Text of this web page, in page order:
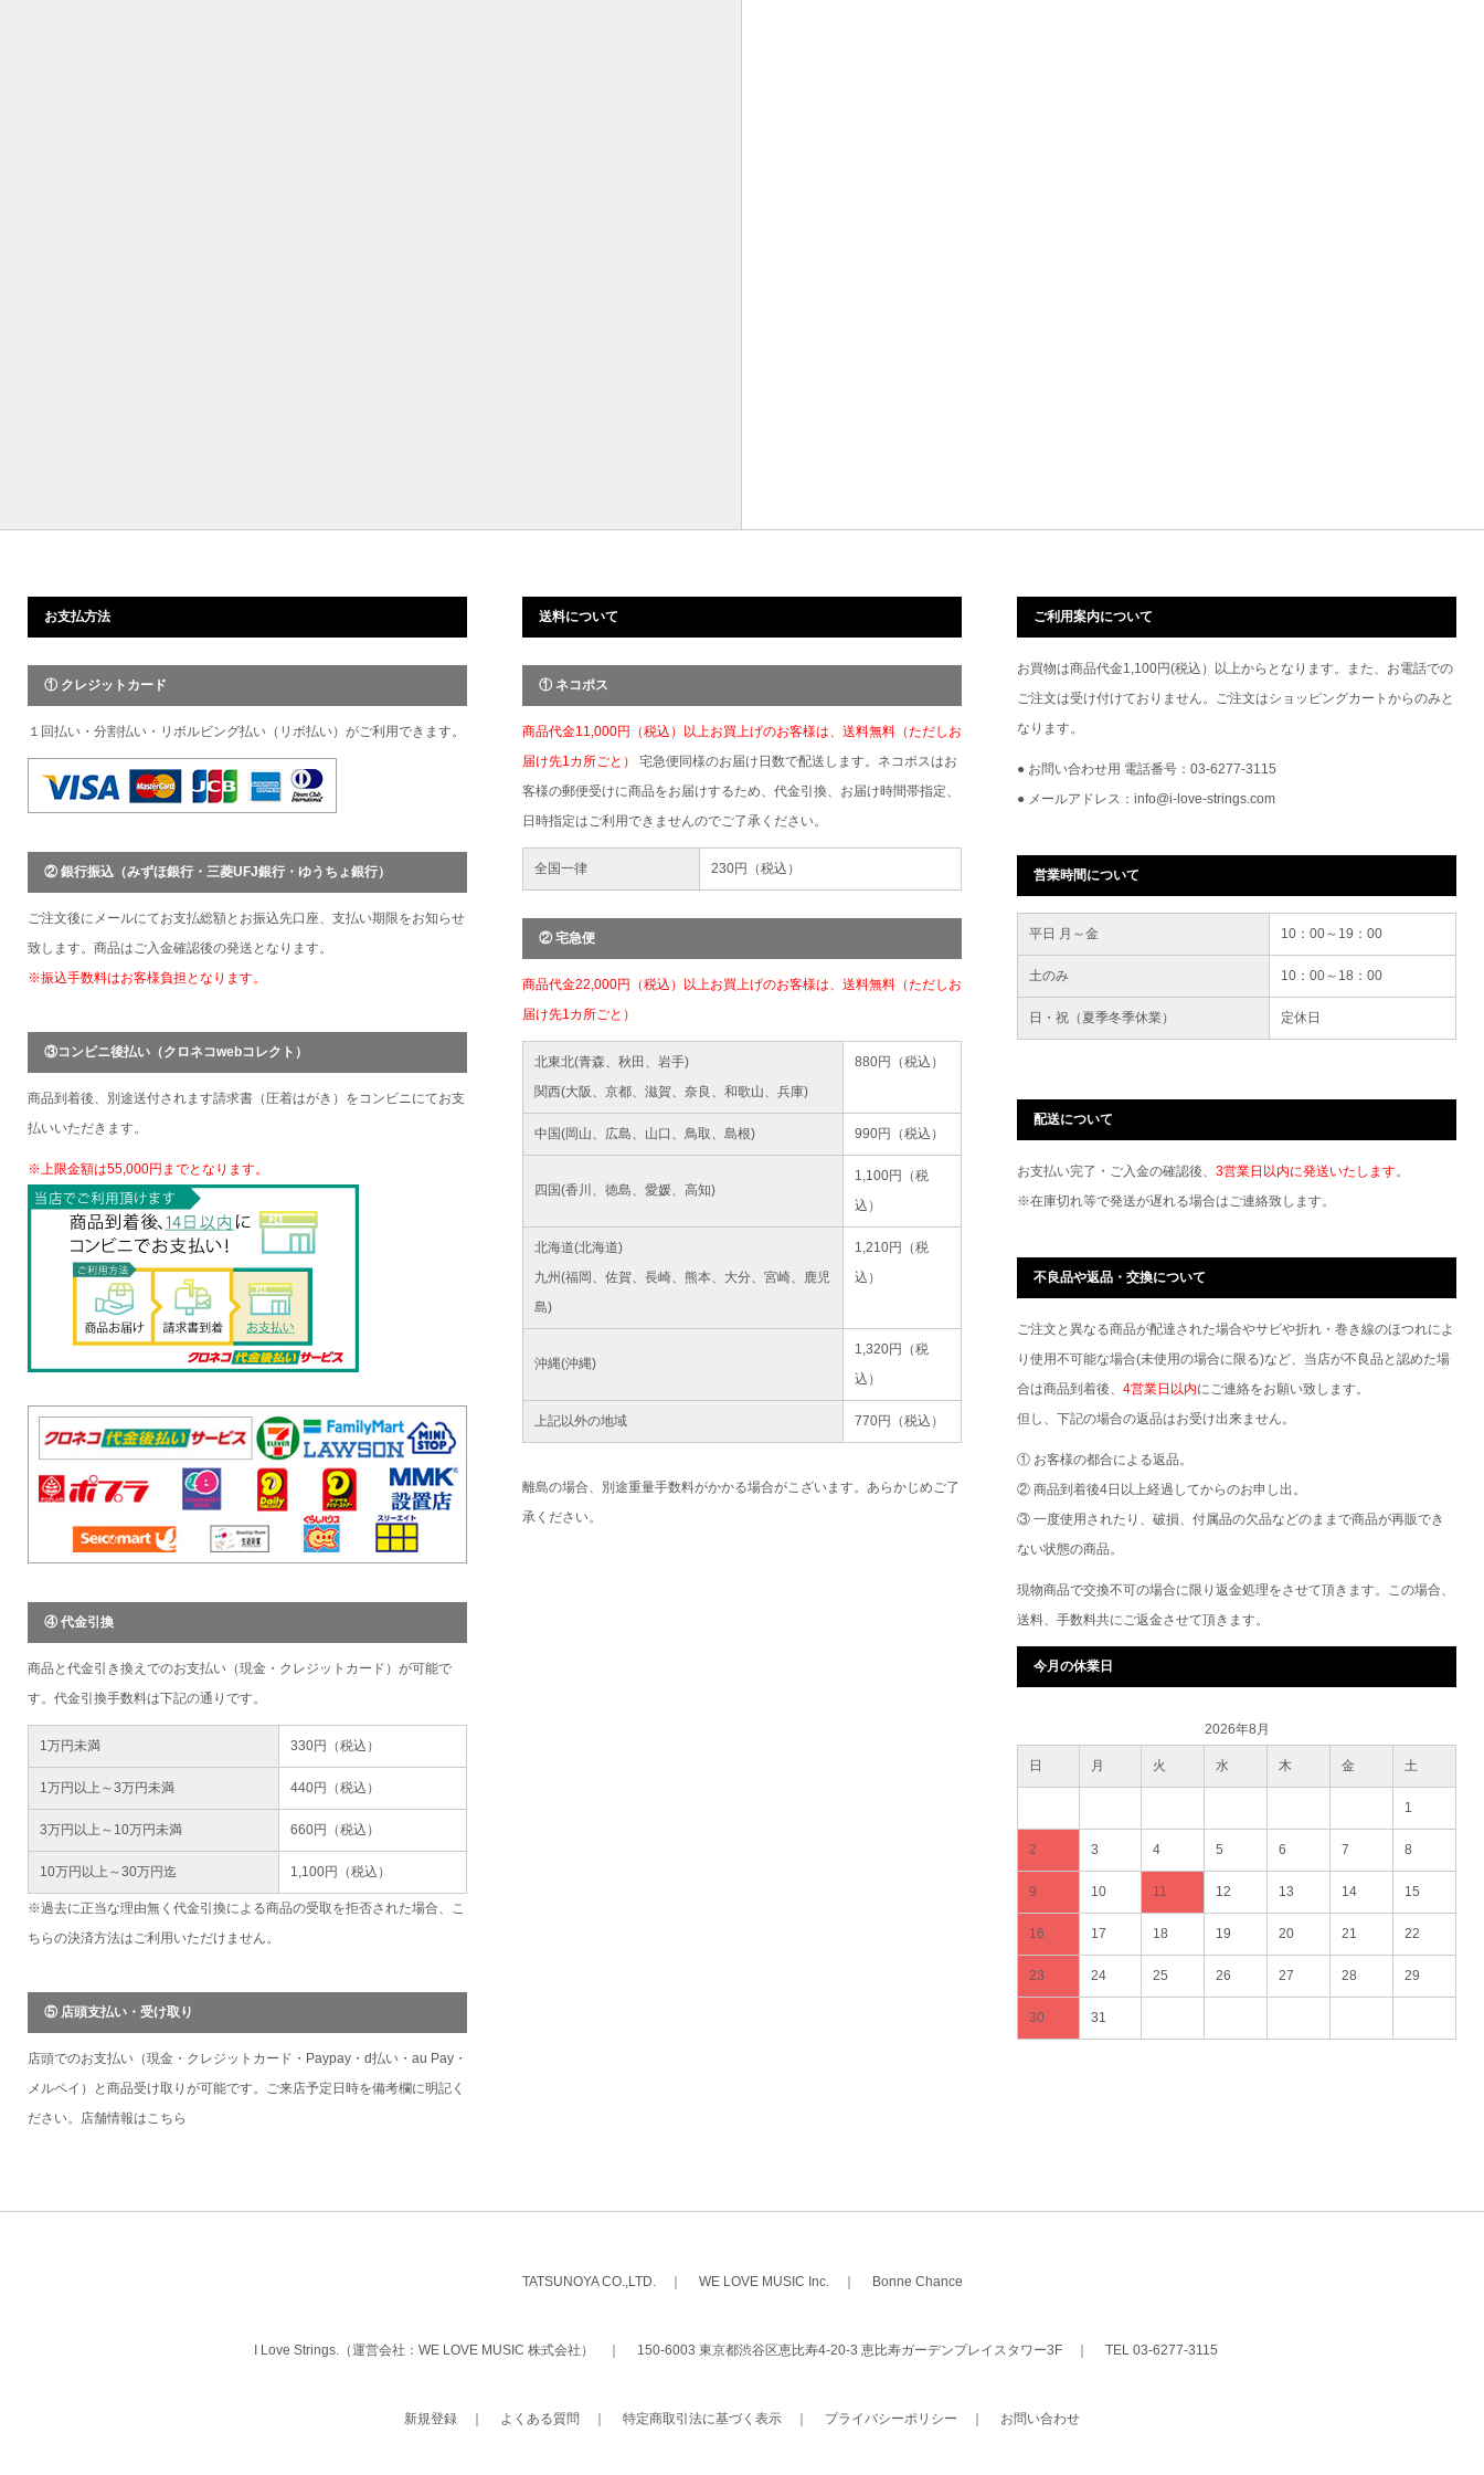
お支払方法
① クレジットカード
１回払い・分割払い・リボルビング払い（リボ払い）がご利用できます。
② 銀行振込（みずほ銀行・三菱UFJ銀行・ゆうちょ銀行）
ご注文後にメールにてお支払総額とお振込先口座、支払い期限をお知らせ
致します。商品はご入金確認後の発送となります。
※振込手数料はお客様負担となります。
③コンビニ後払い（クロネコwebコレクト）
商品到着後、別途送付されます請求書（圧着はがき）をコンビニにてお支
払いいただきます。
※上限金額は55,000円までとなります。
④ 代金引換
商品と代金引き換えでのお支払い（現金・クレジットカード）が可能で
す。代金引換手数料は下記の通りです。
1万円未満 330円（税込）
1万円以上～3万円未満 440円（税込）
3万円以上～10万円未満 660円（税込）
10万円以上～30万円迄 1,100円（税込）
※過去に正当な理由無く代金引換による商品の受取を拒否された場合、こ
ちらの決済方法はご利用いただけません。
⑤ 店頭支払い・受け取り
店頭でのお支払い（現金・クレジットカード・Paypay・d払い・au Pay・
メルペイ）と商品受け取りが可能です。ご来店予定日時を備考欄に明記く
ださい。店舗情報は こちら
送料について
① ネコポス
商品代金11,000円（税込）以上お買上げのお客様は、送料無料（ただしお
届け先1カ所ごと） 宅急便同様のお届け日数で配送します。ネコポスはお
客様の郵便受けに商品をお届けするため、代金引換、お届け時間帯指定、
日時指定はご利用できませんのでご了承ください。
全国一律 230円（税込）
② 宅急便
商品代金22,000円（税込）以上お買上げのお客様は、送料無料（ただしお
届け先1カ所ごと）
北東北(青森、秋田、岩手)
関西(大阪、京都、滋賀、奈良、和歌山、兵庫)
880円（税込）
中国(岡山、広島、山口、鳥取、島根) 990円（税込）
四国(香川、徳島、愛媛、高知)
1,100円（税
込）
北海道(北海道)
九州(福岡、佐賀、長崎、熊本、大分、宮崎、鹿児
島)
1,210円（税
込）
沖縄(沖縄)
1,320円（税
込）
上記以外の地域 770円（税込）
離島の場合、別途重量手数料がかかる場合がこざいます。あらかじめご了
承ください。
ご利用案内について
お買物は商品代金1,100円(税込）以上からとなります。また、お電話での
ご注文は受け付けておりません。ご注文はショッピングカートからのみと
なります。
● お問い合わせ用 電話番号：03-6277-3115
● メールアドレス：info@i-love-strings.com
営業時間について
平日 月～金 10：00～19：00
土のみ 10：00～18：00
日・祝（夏季冬季休業） 定休日
配送について
お支払い完了・ご入金の確認後、 3営業日以内に発送いたします。
※在庫切れ等で発送が遅れる場合はご連絡致します。
不良品や返品・交換について
ご注文と異なる商品が配達された場合やサビや折れ・巻き線のほつれによ
り使用不可能な場合(未使用の場合に限る)など、当店が不良品と認めた場
合は商品到着後、 4営業日以内にご連絡をお願い致します。
但し、下記の場合の返品はお受け出来ません。
① お客様の都合による返品。
② 商品到着後4日以上経過してからのお申し出。
③ 一度使用されたり、破損、付属品の欠品などのままで商品が再販でき
ない状態の商品。
現物商品で交換不可の場合に限り返金処理をさせて頂きます。この場合、
送料、手数料共にご返金させて頂きます。
今月の休業日
2026年8月
日 月 火 水 木 金 土
1
2 3 4 5 6 7 8
9 10 11 12 13 14 15
16 17 18 19 20 21 22
23 24 25 26 27 28 29
30 31
TATSUNOYA CO.,LTD. ｜ WE LOVE MUSIC Inc. ｜ Bonne Chance
I Love Strings.（運営会社：WE LOVE MUSIC 株式会社） ｜ 150-6003 東京都渋谷区恵比寿4-20-3 恵比寿ガーデンプレイスタワー3F｜ TEL 03-6277-3115
新規登録 ｜ よくある質問 ｜ 特定商取引法に基づく表示 ｜ プライバシーポリシー ｜ お問い合わせ